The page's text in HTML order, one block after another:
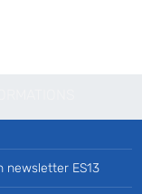
newsletter ES13